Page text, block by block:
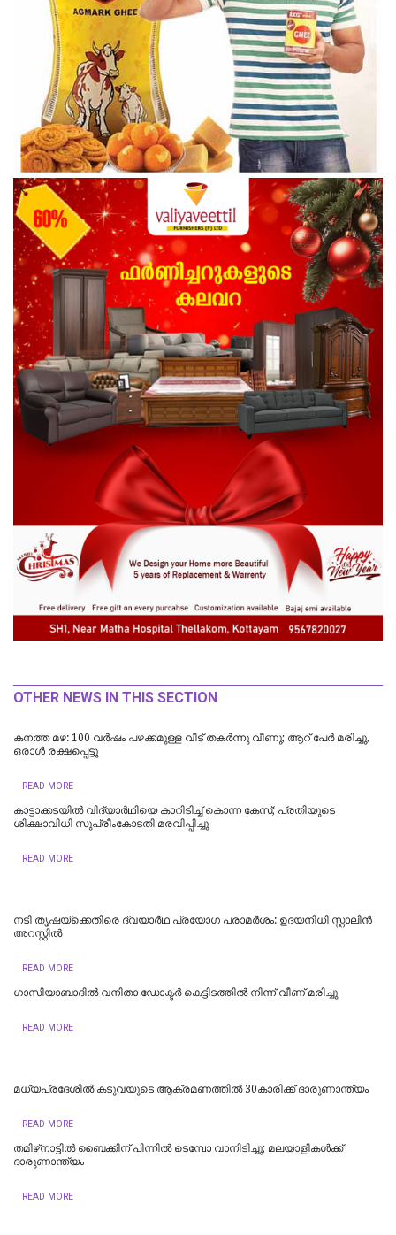
OTHER NEWS IN THIS SECTION
കനത്ത മഴ: 100 വർഷം പഴക്കമുള്ള വീട് തകർന്നു വീണു; ആറ് പേർ മരിച്ചു,
ഒരാൾ രക്ഷപ്പെട്ടു
READ MORE
കാട്ടാക്കടയില്‍ വിദ്യാര്‍ഥിയെ കാറിടിച്ച് കൊന്ന കേസ്; പ്രതിയുടെ
ശിക്ഷാവിധി സുപ്രീംകോടതി മരവിപ്പിച്ചു
READ MORE
നടി തൃഷയ്ക്കെതിരെ ദ്വയാർഥ പ്രയോ​ഗ പരാമർശം: ഉദയനിധി സ്റ്റാലിൻ
അറസ്റ്റിൽ
READ MORE
ഗാസിയാബാദിൽ വനിതാ ഡോക്ടർ കെട്ടിടത്തിൽ നിന്ന് വീണ് മരിച്ചു
READ MORE
മധ്യപ്രദേശിൽ കടുവയുടെ ആക്രമണത്തിൽ 30കാരിക്ക് ദാരുണാന്ത്യം
READ MORE
തമിഴ്‌നാട്ടില്‍ ബൈക്കിന് പിന്നില്‍ ടെമ്പോ വാനിടിച്ചു; മലയാളികള്‍ക്ക്
ദാരുണാന്ത്യം
READ MORE